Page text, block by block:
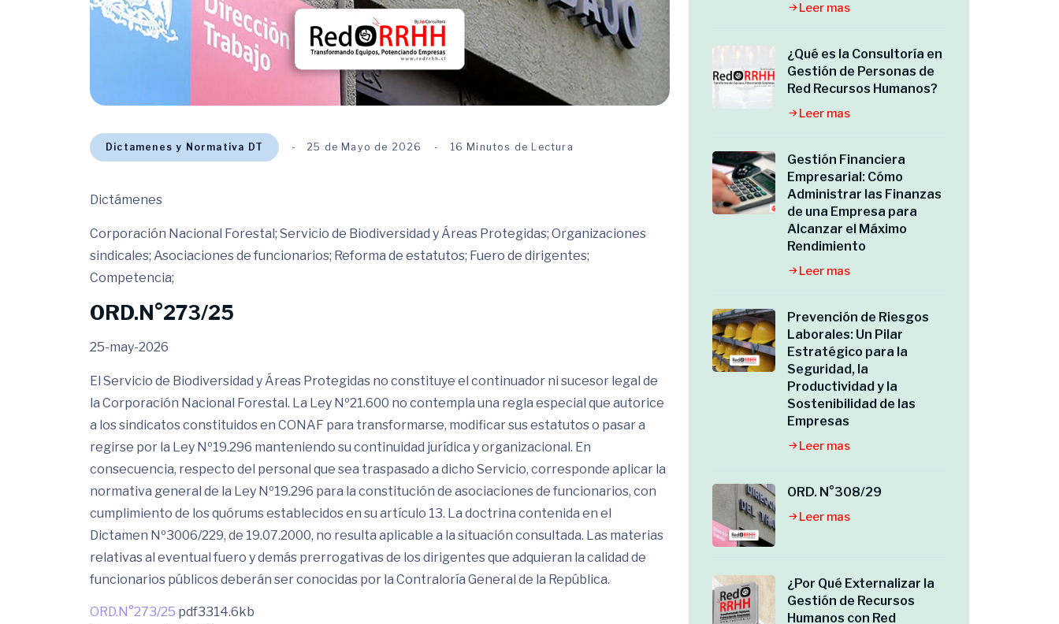
Dictamenes y Normativa DT 25 de Mayo de 2026 16 Minutos de Lectura
Dictámenes
Corporación Nacional Forestal; Servicio de Biodiversidad y Áreas Protegidas; Organizaciones
sindicales; Asociaciones de funcionarios; Reforma de estatutos; Fuero de dirigentes;
Competencia;
ORD.N°273/25
25-may-2026
El Servicio de Biodiversidad y Áreas Protegidas no constituye el continuador ni sucesor legal de
la Corporación Nacional Forestal. La Ley Nº21.600 no contempla una regla especial que autorice
a los sindicatos constituidos en CONAF para transformarse, modificar sus estatutos o pasar a
regirse por la Ley Nº19.296 manteniendo su continuidad jurídica y organizacional. En
consecuencia, respecto del personal que sea traspasado a dicho Servicio, corresponde aplicar la
normativa general de la Ley Nº19.296 para la constitución de asociaciones de funcionarios, con
cumplimiento de los quórums establecidos en su artículo 13. La doctrina contenida en el
Dictamen Nº3006/229, de 19.07.2000, no resulta aplicable a la situación consultada. Las materias
relativas al eventual fuero y demás prerrogativas de los dirigentes que adquieran la calidad de
funcionarios públicos deberán ser conocidas por la Contraloría General de la República.
ORD.N°273/25 pdf3314.6kb
Leer mas
¿Qué es la Consultoría en
Gestión de Personas de
Red Recursos Humanos?
Leer mas
Gestión Financiera
Empresarial: Cómo
Administrar las Finanzas
de una Empresa para
Alcanzar el Máximo
Rendimiento
Leer mas
Prevención de Riesgos
Laborales: Un Pilar
Estratégico para la
Seguridad, la
Productividad y la
Sostenibilidad de las
Empresas
Leer mas
ORD. N°308/29
Leer mas
¿Por Qué Externalizar la
Gestión de Recursos
Humanos con Red